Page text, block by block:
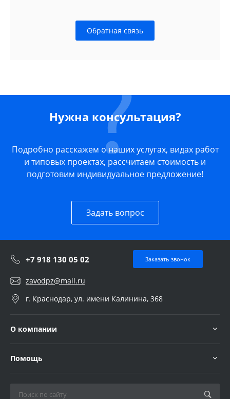
Обратная связь
Нужна консультация?
Подробно расскажем о наших услугах, видах работ
и типовых проектах, рассчитаем стоимость и
подготовим индивидуальное предложение!
Задать вопрос
+7 918 130 05 02 Заказать звонок
zavodpz@mail.ru
г. Краснодар, ул. имени Калинина, 368
О компании
Помощь